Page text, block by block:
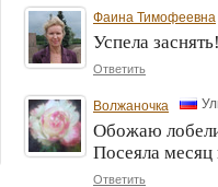
Фаина Тимофеевна
Успела
Ответить
Волжаночка
Обожаю
Посеяла месяц
Ответить